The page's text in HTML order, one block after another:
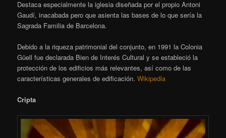
Destaca especialmente la iglesia diseñada por el propio Antoni
Gaudí, inacabada pero que asienta las bases de lo que sería la
Sagrada Familia de Barcelona.
Debido a la riqueza patrimonial del conjunto, en 1991 la Colonia
Güell fue declarada Bien de Interés Cultural y se estableció la
protección de los edificios más relevantes, así como de las
características generales de edificación.Wikipedia
Cripta